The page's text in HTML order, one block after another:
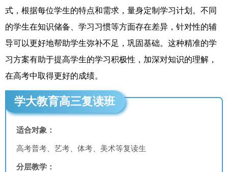
式，根据每位学生的特点和需求，量身定制学习计划。不同
的学生在知识储备、学习习惯等方面存在差异，针对性的辅
导可以更好地帮助学生弥补不足，巩固基础。这种精准的学
习方案有助于提高学生的学习积极性，加深对知识的理解，
在高考中取得更好的成绩。
学大教育高三复读班
适合对象：
高考普考、艺考、体考、美术等复读生
分层教学：